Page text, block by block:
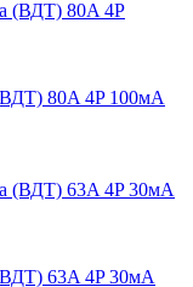
80A 4P 100мА
63A 4P 30мА